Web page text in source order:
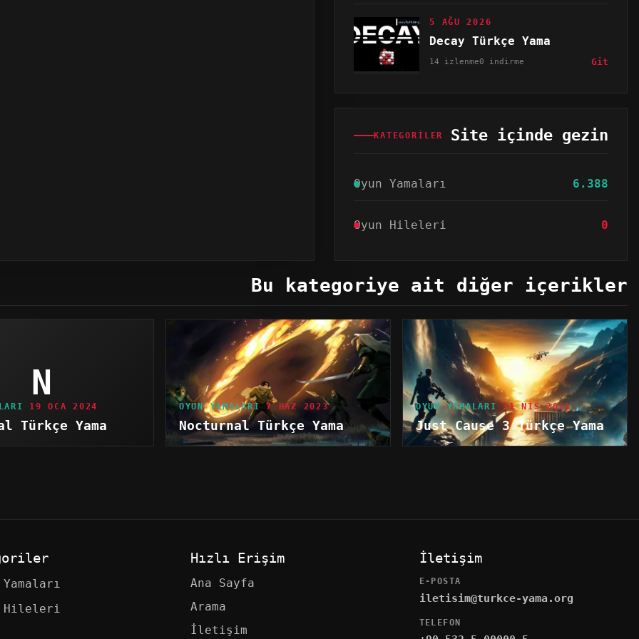
5 AĞU 2026
Decay Türkçe Yama
14 izlenme0 indirme Git
KATEGORILER Site içinde gezin
Oyun Yamaları 6.388
Oyun Hileleri 0
Bu kategoriye ait diğer içerikler
N
19 OCA 2024
Türkçe Yama
OYUN YAMALARI 7 HAZ 2023
Nocturnal Türkçe Yama
OYUN YAMALARI 11 NIS 2021
Just Cause 3 Türkçe Yama
Yamaları
Hileleri
Hızlı Erişim
Ana Sayfa
Arama
İletişim
İletişim
E-POSTA
iletisim@turkce-yama.org
TELEFON